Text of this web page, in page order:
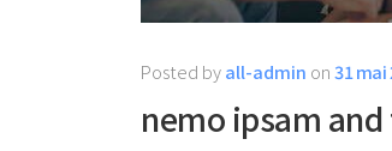
Posted byall-admin on31 mai
nemo ipsam